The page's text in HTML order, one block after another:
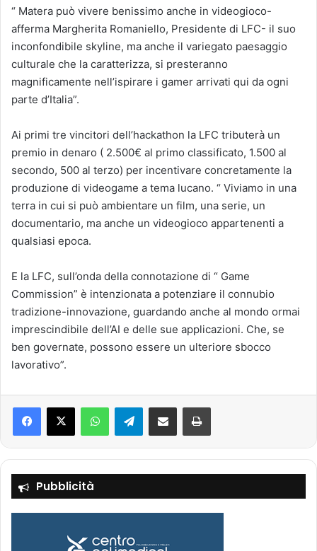
“ Matera può vivere benissimo anche in videogioco-
afferma Margherita Romaniello, Presidente di LFC- il suo
inconfondibile skyline, ma anche il variegato paesaggio
culturale che la caratterizza, si presteranno
magnificamente nell’ispirare i gamer arrivati qui da ogni
parte d’Italia”.
Ai primi tre vincitori dell’hackathon la LFC tributerà un
premio in denaro ( 2.500€ al primo classificato, 1.500 al
secondo, 500 al terzo) per incentivare concretamente la
produzione di videogame a tema lucano. “ Viviamo in una
terra in cui si può ambientare un film, una serie, un
documentario, ma anche un videogioco appartenenti a
qualsiasi epoca.
E la LFC, sull’onda della connotazione di “ Game
Commission” è intenzionata a potenziare il connubio
tradizione-innovazione, guardando anche al mondo ormai
imprescindibile dell’AI e delle sue applicazioni. Che, se
ben governate, possono essere un ulteriore sbocco
lavorativo”.
Telegram
Pubblicità